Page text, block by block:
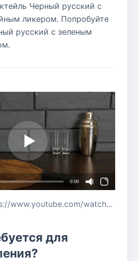
Черный русский с
ликером. Попробуйте
русский с зеленым
0:00
Источник: https://www.youtube.com/watch?v=lhDe2uOZP3I
для